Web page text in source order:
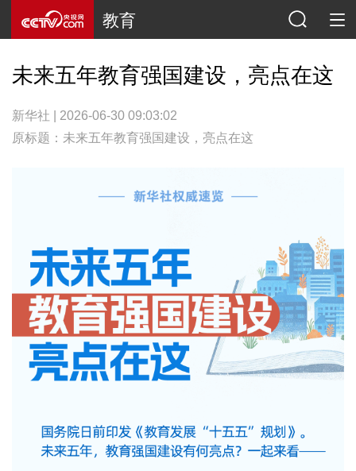
教育
未来五年教育强国建设，亮点在这
新华社 | 2026-06-30 09:03:02
原标题：未来五年教育强国建设，亮点在这